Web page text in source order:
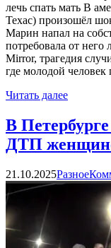
лечь спать мать В
Техас) произошёл
Марин напал на
потребовала от него
Mirror, трагедия
где молодой
Читать далее
В
ДТП
21.10.2025Разное